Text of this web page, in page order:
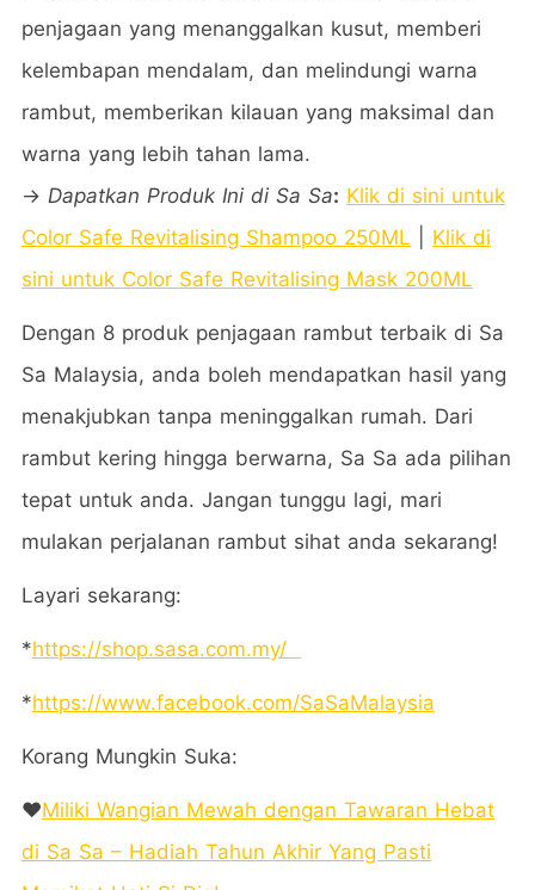
penjagaan yang menanggalkan kusut, memberi
kelembapan mendalam, dan melindungi warna
rambut, memberikan kilauan yang maksimal dan
warna yang lebih tahan lama.
→ Dapatkan Produk Ini di Sa Sa: Klik di sini untuk
Color Safe Revitalising Shampoo 250ML
Klik di
sini untuk Color Safe Revitalising Mask 200ML
Dengan 8 produk penjagaan rambut terbaik di Sa
Sa Malaysia, anda boleh mendapatkan hasil yang
menakjubkan tanpa meninggalkan rumah. Dari
rambut kering hingga berwarna, Sa Sa ada pilihan
tepat untuk anda. Jangan tunggu lagi, mari
mulakan perjalanan rambut sihat anda sekarang!
Layari sekarang:
*https://shop.sasa.com.my/
*https://www.facebook.com/SaSaMalaysia
Korang Mungkin Suka:
❤️Miliki Wangian Mewah dengan Tawaran Hebat
di Sa Sa – Hadiah Tahun Akhir Yang Pasti